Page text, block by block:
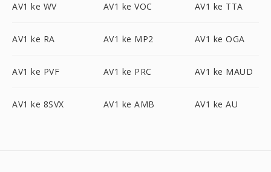
AV1 ke WV AV1 ke VOC AV1 ke TTA
AV1 ke RA AV1 ke MP2 AV1 ke OGA
AV1 ke PVF AV1 ke PRC AV1 ke MAUD
AV1 ke 8SVX AV1 ke AMB AV1 ke AU